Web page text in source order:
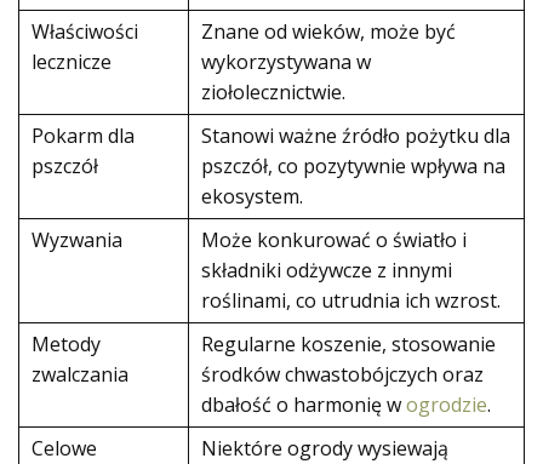
Właściwości
lecznicze
Znane od wieków, może być
wykorzystywana w
ziołolecznictwie.
Pokarm dla
pszczół
Stanowi ważne źródło pożytku dla
pszczół, co pozytywnie wpływa na
ekosystem.
Wyzwania
Może konkurować o światło i
składniki odżywcze z innymi
roślinami, co utrudnia ich wzrost.
Metody
zwalczania
Regularne koszenie, stosowanie
środków chwastobójczych oraz
dbałość o harmonię wogrodzie.
Celowe
Niektóre ogrody wysiewają